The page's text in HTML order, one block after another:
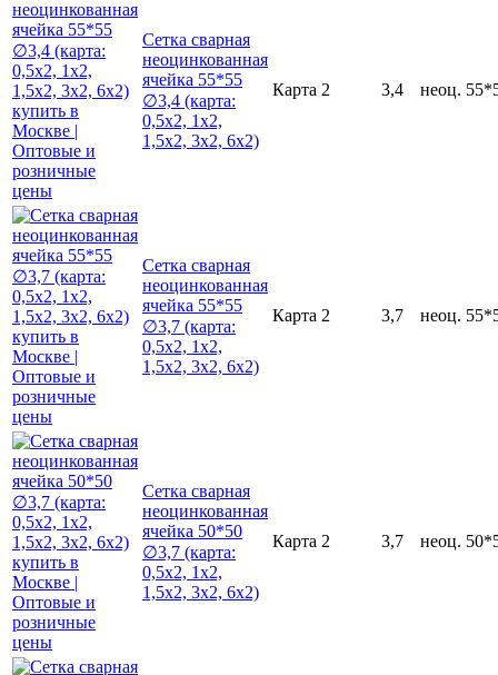
Сетка сварная
неоцинкованная
ячейка 55*55
∅3,4 (карта:
0,5х2, 1х2,
1,5х2, 3х2, 6х2)
Карта 2 3,4 неоц.
Сетка сварная
неоцинкованная
ячейка 55*55
∅3,7 (карта:
0,5х2, 1х2,
1,5х2, 3х2, 6х2)
Карта 2 3,7 неоц.
Сетка сварная
неоцинкованная
ячейка 50*50
∅3,7 (карта:
0,5х2, 1х2,
1,5х2, 3х2, 6х2)
Карта 2 3,7 неоц.